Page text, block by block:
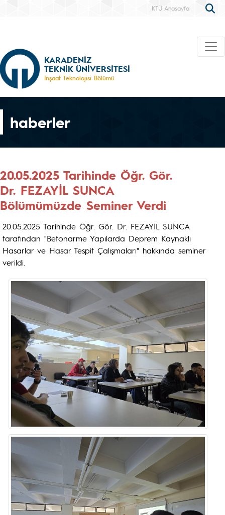
KTÜ Anasayfa
KARADENİZ
TEKNİK ÜNİVERSİTESİ
İnşaat Teknolojisi Bölümü
haberler
20.05.2025 Tarihinde Öğr. Gör.
Dr. FEZAYİL SUNCA
Bölümümüzde Seminer Verdi
20.05.2025 Tarihinde Öğr. Gör. Dr. FEZAYİL SUNCA
tarafından "Betonarme Yapılarda Deprem Kaynaklı
Hasarlar ve Hasar Tespit Çalışmaları" hakkında seminer
verildi.